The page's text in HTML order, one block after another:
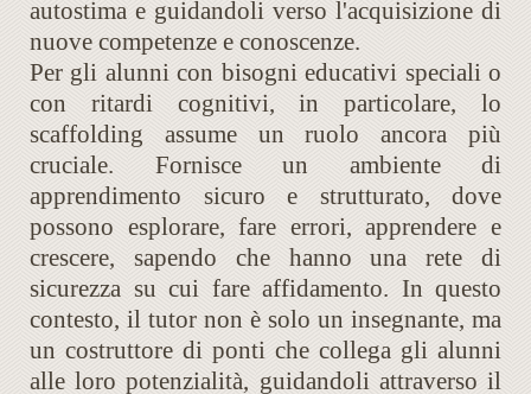
autostima e guidandoli verso l'acquisizione di
nuove competenze e conoscenze.
Per gli alunni con bisogni educativi speciali o
con ritardi cognitivi, in particolare, lo
scaffolding assume un ruolo ancora più
cruciale. Fornisce un ambiente di
apprendimento sicuro e strutturato, dove
possono esplorare, fare errori, apprendere e
crescere, sapendo che hanno una rete di
sicurezza su cui fare affidamento. In questo
contesto, il tutor non è solo un insegnante, ma
un costruttore di ponti che collega gli alunni
alle loro potenzialità, guidandoli attraverso il